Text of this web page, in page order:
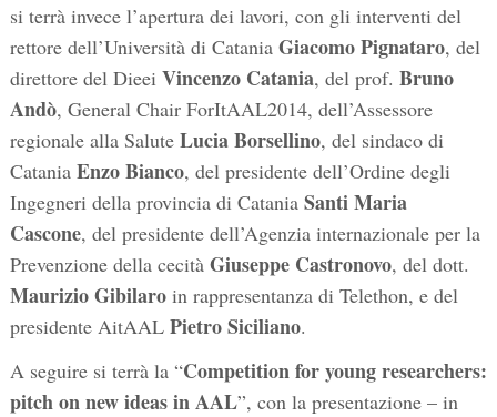
si terrà invece l’apertura dei lavori, con gli interventi del
rettore dell’Università di Catania Giacomo Pignataro, del
direttore del Dieei Vincenzo Catania, del prof. Bruno
Andò, General Chair ForItAAL2014, dell’Assessore
regionale alla Salute Lucia Borsellino, del sindaco di
Catania Enzo Bianco, del presidente dell’Ordine degli
Ingegneri della provincia di Catania Santi Maria
Cascone, del presidente dell’Agenzia internazionale per la
Prevenzione della cecità Giuseppe Castronovo, del dott.
Maurizio Gibilaroin rappresentanza di Telethon, e del
presidente AitAAL Pietro Siciliano.
A seguire si terrà la “Competition for young researchers:
pitch on new ideas in AAL”, con la presentazione – in